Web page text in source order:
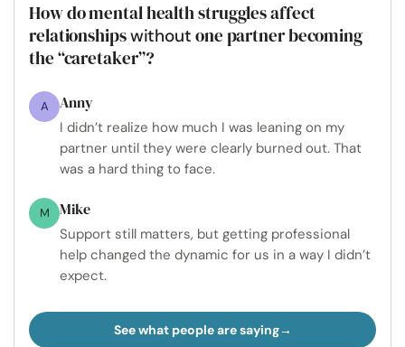
How do mental health struggles affect
relationshipswithout one partner becoming
the “caretaker”?
A Anny
I didn’t realize how much I was leaning on my
partner until they were clearly burned out. That
was a hard thing to face.
M Mike
Support still matters, but getting professional
help changed the dynamic for us in a way I didn’t
expect.
See what people are saying